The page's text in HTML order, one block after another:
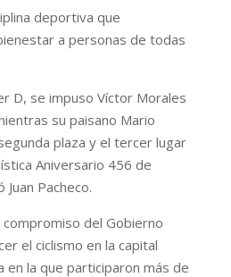
deportiva que
a personas de todas
D, se impuso Víctor Morales
su paisano Mario
plaza y el tercer lugar
Aniversario 456 de
Pacheco.
del Gobierno
el ciclismo en la capital
en la que participaron más de